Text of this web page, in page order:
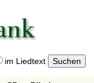
im Liedtext